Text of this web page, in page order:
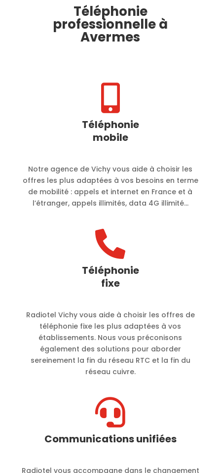
Téléphonie
professionnelle à
Avermes

Téléphonie
mobile
Notre agence de Vichy vous aide à choisir les
offres les plus adaptées à vos besoins en terme
de mobilité : appels et internet en France et à
l’étranger, appels illimités, data 4G illimité…

Téléphonie
fixe
Radiotel Vichy vous aide à choisir les offres de
téléphonie fixe les plus adaptées à vos
établissements. Nous vous préconisons
également des solutions pour aborder
sereinement la fin du réseau RTC et la fin du
réseau cuivre.

Communications unifiées
Radiotel vous accompagne dans le changement